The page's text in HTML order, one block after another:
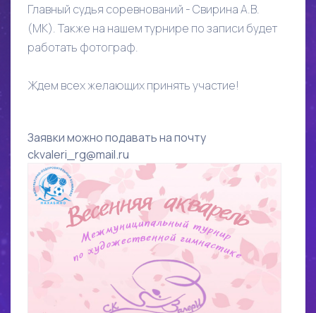
Главный судья соревнований - Свирина А.В.
(МК). Также на нашем турнире по записи будет
работать фотограф.
Ждем всех желающих принять участие!
Заявки можно подавать на почту
ckvaleri_rg@mail.ru